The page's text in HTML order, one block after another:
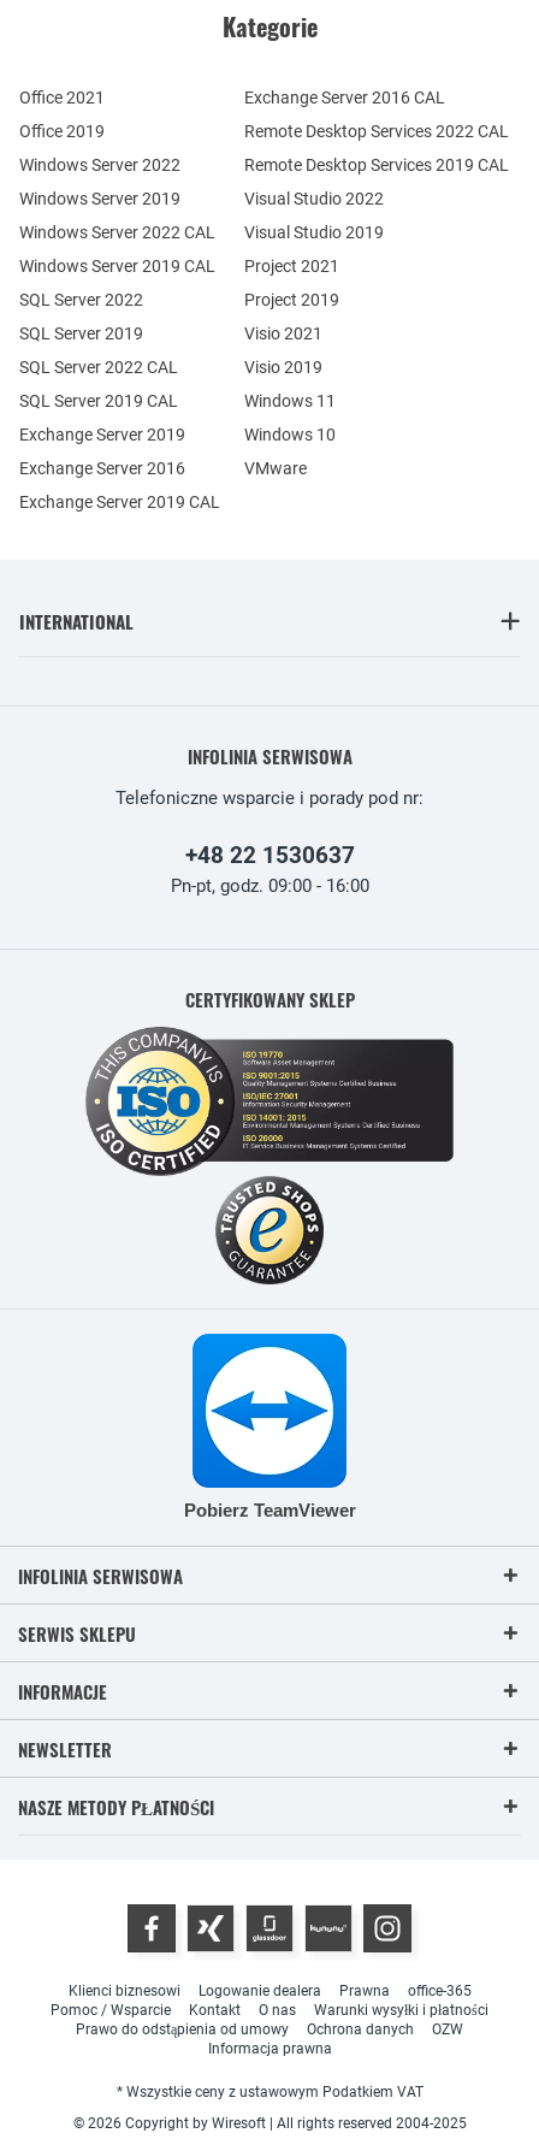
Kategorie
Office 2021
Office 2019
Windows Server 2022
Windows Server 2019
Exchange Server 2019
Exchange Server 2016
SQL Server 2022
SQL Server 2019
Windows Server 2022 CAL
Windows Server 2019 CAL
SQL Server 2022 CAL
SQL Server 2019 CAL
Remote Desktop Services 2022 CAL
Remote Desktop Services 2019 CAL
Exchange Server 2019 CAL
Exchange Server 2016 CAL
Visual Studio 2022
Visual Studio 2019
Project 2021
Project 2019
Visio 2021
Visio 2019
Windows 11
Windows 10
VMware
INTERNATIONAL
INFOLINIA SERWISOWA
Telefoniczne wsparcie i porady pod nr:
+48 22 1530637
Pn-pt, godz. 09:00 - 16:00
CERTYFIKOWANY SKLEP
Pobierz TeamViewer
INFOLINIA SERWISOWA
SERWIS SKLEPU
INFORMACJE
NEWSLETTER
NASZE METODY PŁATNOŚCI
Klienci biznesowi Logowanie dealera Prawna
office-365
Pomoc / Wsparcie
Kontakt O nas
Warunki wysyłki i płatności
Prawo do odstąpienia od umowy
Ochrona danych
OZW
Informacja prawna
* Wszystkie ceny z ustawowym Podatkiem VAT
© 2026 Copyright by Wiresoft | All rights reserved 2004-2025